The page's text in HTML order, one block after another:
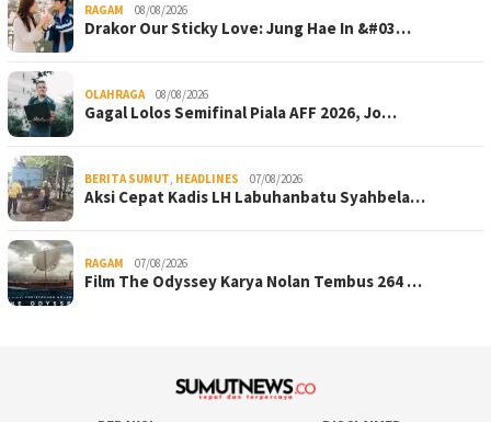
RAGAM 08/08/2026
Drakor Our Sticky Love: Jung Hae In &#03…
OLAHRAGA 08/08/2026
Gagal Lolos Semifinal Piala AFF 2026, Jo…
BERITA SUMUT, HEADLINES 07/08/2026
Aksi Cepat Kadis LH Labuhanbatu Syahbela…
RAGAM 07/08/2026
Film The Odyssey Karya Nolan Tembus 264 …